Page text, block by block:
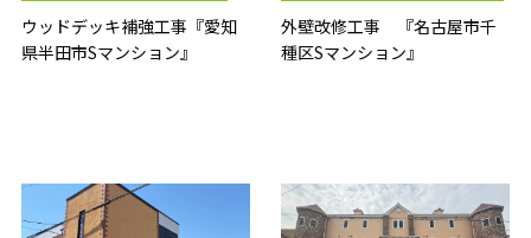
ウッドデッキ補強工事『愛知
県半田市Sマンション』
外壁改修工事 『名古屋市千
種区Sマンション』